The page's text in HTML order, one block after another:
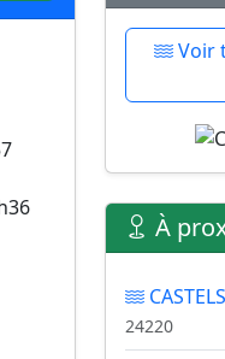
Voir
À
CASTELS
24220